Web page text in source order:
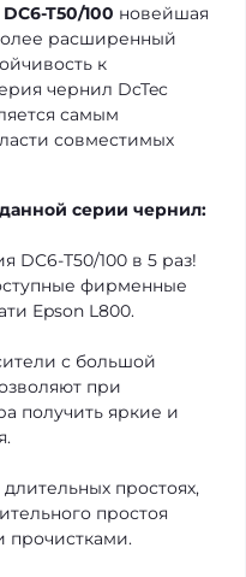
T50/100 новейшая
расширенный
к
чернил DcTec
самым
совместимых
серии чернил:
DC6-T50/100 в 5 раз!
фирменные
Epson L800.
с большой
при
получить яркие и
простоях,
простоя
прочистками.